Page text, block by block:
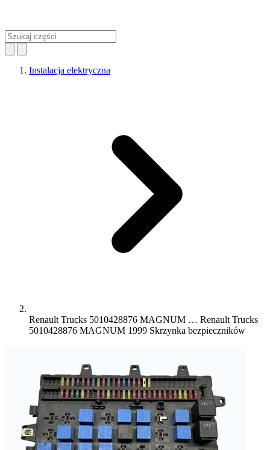
Instalacja elektryczna
Renault Trucks 5010428876 MAGNUM … Renault Trucks
5010428876 MAGNUM 1999 Skrzynka bezpieczników